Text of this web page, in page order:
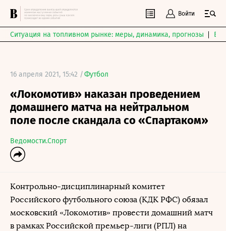
Войти
Ситуация на топливном рынке: меры, динамика, прогнозы
16 апреля 2021, 15:42 /Футбол
«Локомотив» наказан проведением
домашнего матча на нейтральном
поле после скандала со «Спартаком»
Ведомости.Спорт
Контрольно-дисциплинарный комитет
Российского футбольного союза (КДК РФС) обязал
московский «Локомотив» провести домашний матч
в рамках Российской премьер-лиги (РПЛ) на